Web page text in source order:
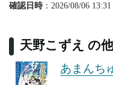
確認日時：2026/08/06 13:31
天野こずえ の
あまんち